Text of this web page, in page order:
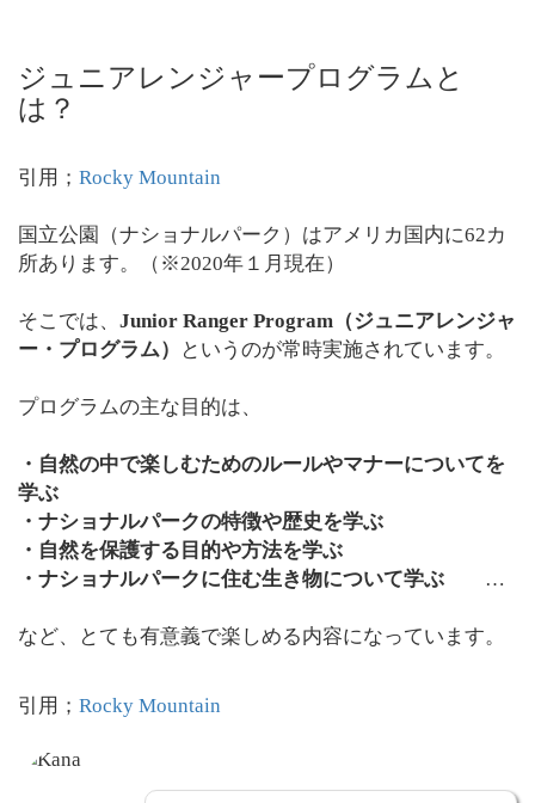
ジュニアレンジャープログラムと
は？
引用； Rocky Mountain
国立公園（ナショナルパーク）はアメリカ国内に62カ
所あります。（※2020年１月現在）
そこでは、 Junior Ranger Program（ジュニアレンジャ
ー・プログラム）
というのが常時実施されています。
プログラムの主な目的は、
・自然の中で楽しむためのルールやマナーについてを
学ぶ
・ナショナルパークの特徴や歴史を学ぶ
・自然を保護する目的や方法を学ぶ
・ナショナルパークに住む生き物について学ぶ …
など、とても有意義で楽しめる内容になっています。
引用； Rocky Mountain